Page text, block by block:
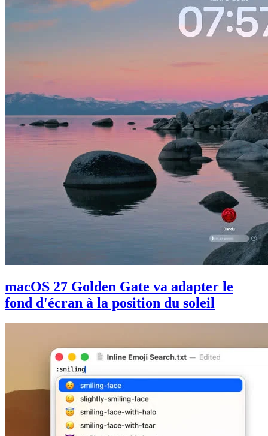
macOS 27 Golden Gate va adapter le
fond d'écran à la position du soleil